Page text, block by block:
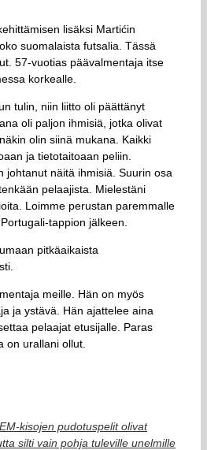
lisäksi Martićin
suomalaista futsalia. Tässä
57-vuotias päävalmentaja itse
korkealle.
tulin, niin liitto oli päättänyt
oli paljon ihmisiä, jotka olivat
olin siinä mukana. Kaikki
ja tietotaitoaan peliin.
johtanut näitä ihmisiä. Suurin osa
pelaajista. Mielestäni
Loimme perustan paremmalle
tappion jälkeen.
pitkäaikaista
meille. Hän on myös
ja ystävä. Hän ajattelee aina
pelaajat etusijalle. Paras
on urallani ollut.
kisojen pudotuspelit olivat
silti vain pohja tuleville unelmille